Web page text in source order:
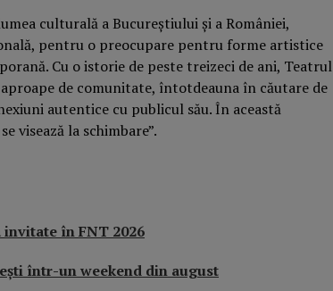
culturală a Bucureștiului și a României,
pentru o preocupare pentru forme artistice
Cu o istorie de peste treizeci de ani, Teatrul
de comunitate, întotdeauna în căutare de
autentice cu publicul său. În această
visează la schimbare”.
în FNT 2026
într-un weekend din august